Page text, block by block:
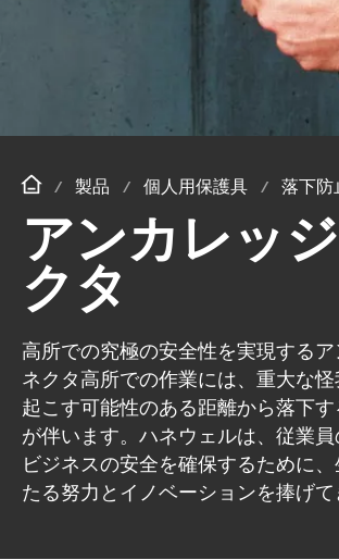
製品 個人用保護具 落下防
アンカレッ
クタ
高所での究極の安全性を実現するア
ネクタ高所での作業には、重大な怪
起こす可能性のある距離から落下す
が伴います。ハネウェルは、従業員
ビジネスの安全を確保するために
たる努力とイノベーションを捧げて